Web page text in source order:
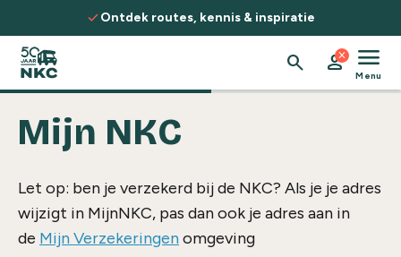
Spring naar de inhoud
checkOntdek routes, kennis & inspiratie
search person
close menu
Menu
Mijn NKC
Let op: ben je verzekerd bij de NKC? Als je je adres
wijzigt in MijnNKC, pas dan ook je adres aan in
de Mijn Verzekeringenomgeving